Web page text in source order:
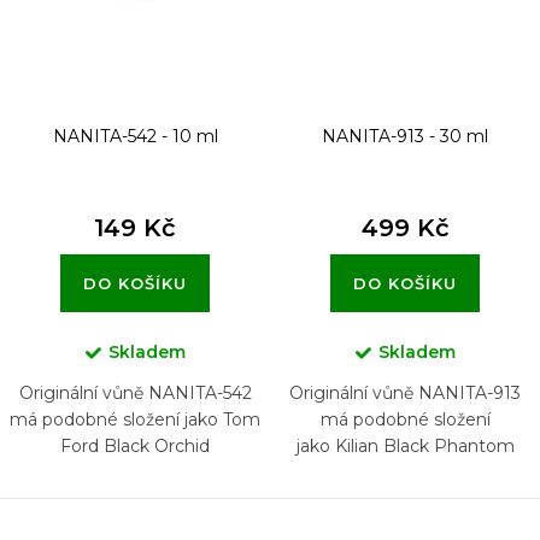
NANITA-542 - 10 ml
149 Kč
DO KOŠÍKU
Skladem
Originální vůně NANITA-542
má podobné složení jako Tom
Ford Black Orchid
NANITA-913 - 30 ml
499 Kč
DO KOŠÍKU
Skladem
Originální vůně NANITA-913
má podobné složení
jako Kilian Black Phantom